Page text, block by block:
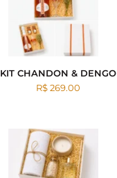
KIT CHANDON & DENGO
R$ 269.00